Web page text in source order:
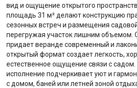
вид и ощущение открытого
площадь 31 м² делают конструкцию
сезонных встреч и размещения
перегружая участок лишним объемом.
придает веранде современный и
открытый формат создает легкость,
естественное ощущение связи с
исполнение подчеркивает уют и
с домом, баней или летней зоной